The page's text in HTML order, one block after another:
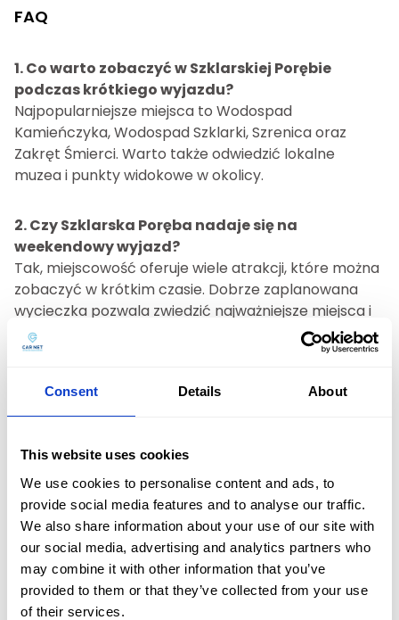
Consent Details About
This website uses cookies
We use cookies to personalise content and ads, to
provide social media features and to analyse our traffic.
We also share information about your use of our site with
our social media, advertising and analytics partners who
may combine it with other information that you’ve
provided to them or that they’ve collected from your use
of their services.
FAQ
1. Co warto zobaczyć w Szklarskiej Porębie
podczas krótkiego wyjazdu?
Najpopularniejsze miejsca to Wodospad
Kamieńczyka, Wodospad Szklarki, Szrenica oraz
Zakręt Śmierci. Warto także odwiedzić lokalne
muzea i punkty widokowe w okolicy.
2. Czy Szklarska Poręba nadaje się na
weekendowy wyjazd?
Tak, miejscowość oferuje wiele atrakcji, które można
zobaczyć w krótkim czasie. Dobrze zaplanowana
wycieczka pozwala zwiedzić najważniejsze miejsca i
jednocześnie odpocząć w górskim otoczeniu.
3. Jak najlepiej dojechać do Szklarskiej Poręby?
przemieszczanie się między atrakcjami oraz
4. Czy w okolicy są atrakcje dla osób, które nie
chodzą po górach?
Tak, w mieście znajdują się muzea, punkty widokowe,
restauracje oraz liczne trasy spacerowe, które nie
wymagają intensywnego wysiłku fizycznego.